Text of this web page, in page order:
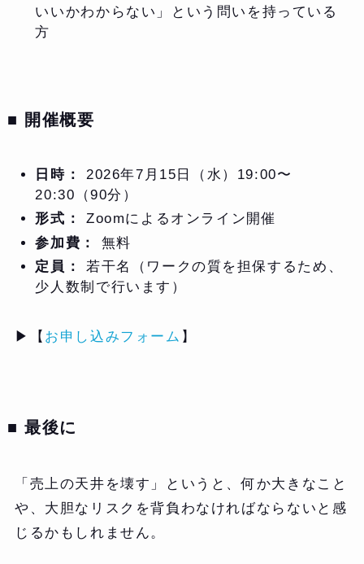
いいかわからない」という問いを持っている
方
■ 開催概要
日時：
2026年7月15日（水）19:00〜
20:30（90分）
形式：
Zoomによるオンライン開催
参加費：
無料
定員：
若干名（ワークの質を担保するため、
少人数制で行います）
▶︎【 お申し込みフォーム 】
■ 最後に
「売上の天井を壊す」というと、何か大きなこと
や、大胆なリスクを背負わなければならないと感
じるかもしれません。